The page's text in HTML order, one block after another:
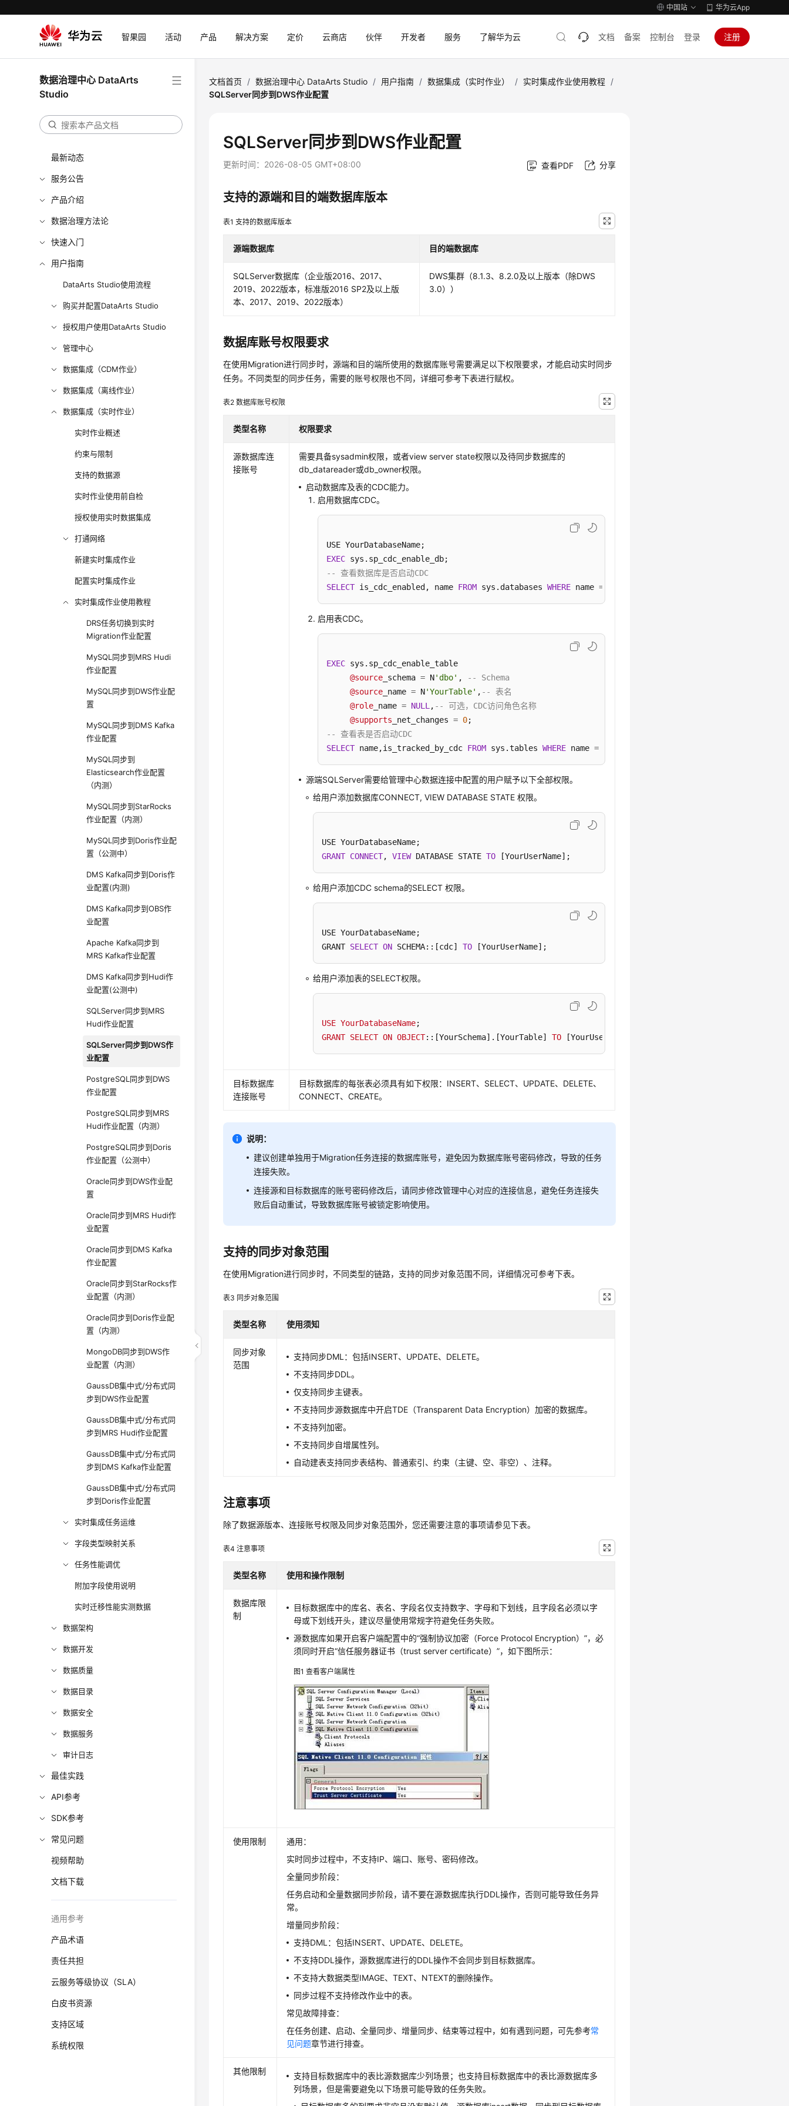
中国站 华为云App
智果园 活动 产品 解决方案 定价 云商店 伙伴 开发者 服务 了解华为云 文档 备案 控制台 登录 注册
数据治理中心 DataArts
Studio
最新动态
服务公告
产品介绍
数据治理方法论
快速入门
用户指南
DataArts Studio使用流程
购买并配置DataArts Studio
授权用户使用DataArts Studio
管理中心
数据集成（CDM作业）
数据集成（离线作业）
数据集成（实时作业）
实时作业概述
约束与限制
支持的数据源
实时作业使用前自检
授权使用实时数据集成
打通网络
新建实时集成作业
配置实时集成作业
实时集成作业使用教程
DRS任务切换到实时
Migration作业配置
MySQL同步到MRS Hudi
作业配置
MySQL同步到DWS作业配
置
MySQL同步到DMS Kafka
作业配置
MySQL同步到
Elasticsearch作业配置
（内测）
MySQL同步到StarRocks
作业配置（内测）
MySQL同步到Doris作业配
置（公测中）
DMS Kafka同步到Doris作
业配置(内测)
DMS Kafka同步到OBS作
业配置
Apache Kafka同步到
MRS Kafka作业配置
DMS Kafka同步到Hudi作
业配置(公测中)
SQLServer同步到MRS
Hudi作业配置
SQLServer同步到DWS作
业配置
PostgreSQL同步到DWS
作业配置
PostgreSQL同步到MRS
Hudi作业配置（内测）
PostgreSQL同步到Doris
作业配置（公测中）
Oracle同步到DWS作业配
置
Oracle同步到MRS Hudi作
业配置
Oracle同步到DMS Kafka
作业配置
Oracle同步到StarRocks作
业配置（内测）
Oracle同步到Doris作业配
置（内测）
MongoDB同步到DWS作
业配置（内测）
GaussDB集中式/分布式同
步到DWS作业配置
GaussDB集中式/分布式同
步到MRS Hudi作业配置
GaussDB集中式/分布式同
步到DMS Kafka作业配置
GaussDB集中式/分布式同
步到Doris作业配置
实时集成任务运维
字段类型映射关系
任务性能调优
附加字段使用说明
实时迁移性能实测数据
数据架构
数据开发
数据质量
数据目录
数据安全
数据服务
审计日志
最佳实践
API参考
SDK参考
常见问题
视频帮助
文档下载
通用参考
产品术语
责任共担
云服务等级协议（SLA）
白皮书资源
支持区域
系统权限
文档首页 / 数据治理中心 DataArts Studio / 用户指南 / 数据集成（实时作业） / 实时集成作业使用教程 /
SQLServer同步到DWS作业配置
SQLServer同步到DWS作业配置
更新时间： 2026-08-05 GMT+08:00 查看PDF 分享
支持的源端和目的端数据库版本
表1 支持的数据库版本
源端数据库 目的端数据库
SQLServer数据库（企业版2016、2017、
2019、2022版本，标准版2016 SP2及以上版
本、2017、2019、2022版本）
DWS集群（8.1.3、8.2.0及以上版本（除DWS
3.0））
数据库账号权限要求
在使用Migration进行同步时，源端和目的端所使用的数据库账号需要满足以下权限要求，才能启动实时同步
任务。不同类型的同步任务，需要的账号权限也不同，详细可参考下表进行赋权。
表2数据库账号权限
类型名称 权限要求
源数据库连
接账号
需要具备sysadmin权限，或者view server state权限以及待同步数据库的
db_datareader或db_owner权限。
启动数据库及表的CDC能力。
启用数据库CDC。
EXEC
-- 查看数据库是否启动CDC
SELECT is_cdc_enabled, name FROM sys.databases WHERE name =
启用表CDC。
EXEC sys.sp_cdc_enable_table
@source _schema = N'dbo' ,
-- Schema
@source _name = N'YourTable' , -- 表名
@role _name = NULL , -- 可选，CDC访问角色名称
@supports _net_changes = 0
-- 查看表是否启动CDC
SELECT name,is_tracked_by_cdc FROM sys.tables WHERE name =
源端SQLServer需要给管理中心数据连接中配置的用户赋予以下全部权限。
给用户添加数据库CONNECT, VIEW DATABASE STATE 权限。
GRANT CONNECT, VIEW DATABASE STATE TO [YourUserName];
给用户添加CDC schema的SELECT 权限。
USE YourDatabaseName;
GRANT SELECT ON SCHEMA::[cdc] TO [YourUserName];
给用户添加表的SELECT权限。
USE YourDatabaseName
GRANT SELECT ON OBJECT:: [YourSchema] . [YourTable] TO [YourUserName]
目标数据库
连接账号
目标数据库的每张表必须具有如下权限：INSERT、SELECT、UPDATE、DELETE、
CONNECT、CREATE。
说明：
建议创建单独用于Migration任务连接的数据库账号，避免因为数据库账号密码修改，导致的任务
连接失败。
连接源和目标数据库的账号密码修改后，请同步修改管理中心对应的连接信息，避免任务连接失
败后自动重试，导致数据库账号被锁定影响使用。
支持的同步对象范围
在使用Migration进行同步时，不同类型的链路，支持的同步对象范围不同，详细情况可参考下表。
表3 同步对象范围
类型名称 使用须知
同步对象
范围
支持同步DML：包括INSERT、UPDATE、DELETE。
不支持同步DDL。
仅支持同步主键表。
不支持同步源数据库中开启TDE（Transparent Data Encryption）加密的数据库。
不支持列加密。
不支持同步自增属性列。
自动建表支持同步表结构、普通索引、约束（主键、空、非空）、注释。
注意事项
除了数据源版本、连接账号权限及同步对象范围外，您还需要注意的事项请参见下表。
表4注意事项
类型名称 使用和操作限制
数据库限
制
目标数据库中的库名、表名、字段名仅支持数字、字母和下划线，且字段名必须以字
母或下划线开头，建议尽量使用常规字符避免任务失败。
源数据库如果开启客户端配置中的“强制协议加密（Force Protocol Encryption）”，必
须同时开启“信任服务器证书（trust server certificate）”，如下图所示：
图1查看客户端属性
使用限制
通用：
实时同步过程中，不支持IP、端口、账号、密码修改。
全量同步阶段：
任务启动和全量数据同步阶段，请不要在源数据库执行DDL操作，否则可能导致任务异
常。
增量同步阶段：
支持DML：包括INSERT、UPDATE、DELETE。
不支持DDL操作，源数据库进行的DDL操作不会同步到目标数据库。
不支持大数据类型IMAGE、TEXT、NTEXT的删除操作。
同步过程不支持修改作业中的表。
常见故障排查：
在任务创建、启动、全量同步、增量同步、结束等过程中，如有遇到问题，可先参考常
见问题章节进行排查。
其他限制
支持目标数据库中的表比源数据库少列场景；也支持目标数据库中的表比源数据库多
列场景，但是需要避免以下场景可能导致的任务失败。